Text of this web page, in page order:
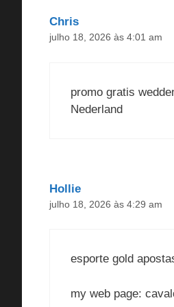
Chris
julho 18, 2026 às 4:01 am
promo gratis
Nederland
Hollie
julho 18, 2026 às 4:29 am
esporte gold
my web page: